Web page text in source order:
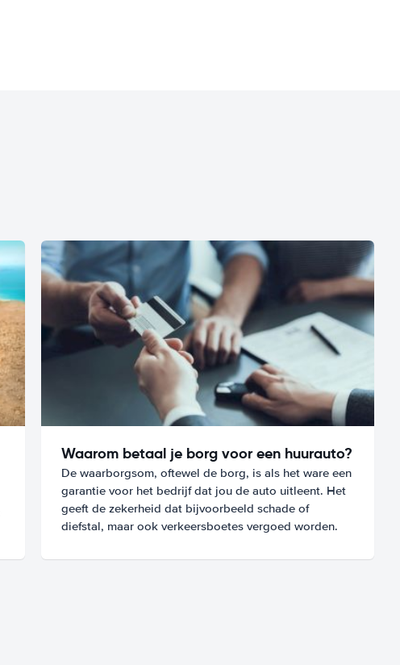
Waarom betaal je borg voor een huurauto?
De waarborgsom, oftewel de borg, is als het ware een
garantie voor het bedrijf dat jou de auto uitleent. Het
geeft de zekerheid dat bijvoorbeeld schade of
diefstal, maar ook verkeersboetes vergoed worden.